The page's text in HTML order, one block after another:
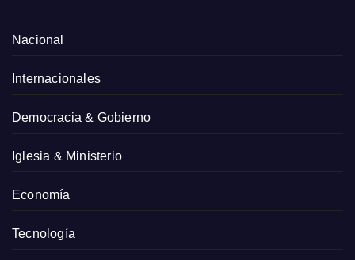
Nacional
Internacionales
Democracia & Gobierno
Iglesia & Ministerio
Economía
Tecnología